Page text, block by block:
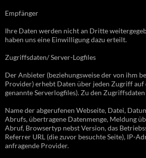
Empfänger
Ihre Daten werden nicht an Dritte
haben uns eine Einwilligung dazu erteilt.
Zugriffsdaten/ Server-Logfiles
Der Anbieter (beziehungsweise der von ihm
Provider) erhebt Daten über jeden Zugriff auf
genannte Serverlogfiles). Zu den
Name der abgerufenen Webseite, Datei,
Abrufs, übertragene Datenmenge, Meldung
Abruf, Browsertyp nebst Version, das
Referrer URL (die zuvor besuchte Seite), IP-
anfragende Provider.